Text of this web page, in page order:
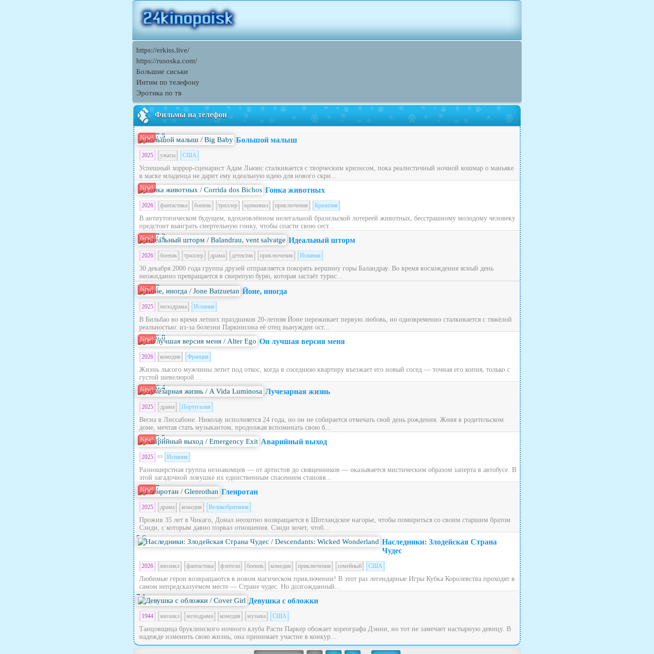
https://erkiss.live/
https://rusoska.com/
Большие сиськи
Интим по телефону
Эротика по тв
Фильмы на телефон
New! 7.9 Большой малыш
2025 ужасы США
Успешный хоррор-сценарист Адам Льюис сталкивается с творческим кризисом, пока реалистичный ночной кошмар о маньяке
в маске младенца не дарит ему идеальную идею для нового скри...
New! Гонка животных
2026 фантастика боевик триллер криминал приключения Бразилия
В антиутопическом будущем, вдохновлённом нелегальной бразильской лотереей животных, бесстрашному молодому человеку
предстоит выиграть смертельную гонку, чтобы спасти свою сест...
New! 7.2 Идеальный шторм
2026 боевик триллер драма детектив приключения Испания
30 декабря 2000 года группа друзей отправляется покорять вершину горы Баландрау. Во время восхождения ясный день
неожиданно превращается в свирепую бурю, которая застаёт турис...
New! 7 Йоне, иногда
2025 мелодрама Испания
В Бильбао во время летних праздников 20‑летняя Йоне переживает первую любовь, но одновременно сталкивается с тяжёлой
реальностью: из‑за болезни Паркинсона её отец вынужден ост...
New! 6.8 Он лучшая версия меня
2026 комедия Франция
Жизнь лысого мужчины летит под откос, когда в соседнюю квартиру въезжает его новый сосед — точная его копия, только с
густой шевелюрой....
New! 6.4 Лучезарная жизнь
2025 драма Португалия
Весна в Лиссабоне. Николау исполняется 24 года, но он не собирается отмечать свой день рождения. Живя в родительском
доме, мечтая стать музыкантом, продолжая вспоминать свою б...
New! 5.5 Аварийный выход
2025 Испания
Разношерстная группа незнакомцев — от артистов до священников — оказывается мистическим образом заперта в автобусе. В
этой загадочной ловушке их единственным спасением становя...
New! 7 Гленротан
2025 драма комедия Великобритания
Прожив 35 лет в Чикаго, Донал неохотно возвращается в Шотландское нагорье, чтобы помириться со своим старшим братом
Сэнди, с которым давно порвал отношения. Сэнди хочет, чтоб...
5.6
Наследники: Злодейская Страна
Чудес
2026 мюзикл фантастика фэнтези боевик комедия приключения семейный США
Любимые герои возвращаются в новом магическом приключении! В этот раз легендарные Игры Кубка Королевства проходят в
самом непредсказуемом месте — Стране чудес. Но долгожданный...
7.1 Девушка с обложки
1944 мюзикл мелодрама комедия музыка США
Танцовщица бруклинского ночного клуба Расти Паркер обожает хореографа Дэнни, но тот не замечает настырную девицу. В
надежде изменить свою жизнь, она принимает участие в конкур...